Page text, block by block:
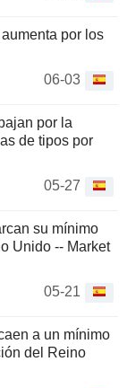
por los
06-03
por la
de tipos por
05-27
su mínimo
Unido -- Market
05-21
a un mínimo
del Reino